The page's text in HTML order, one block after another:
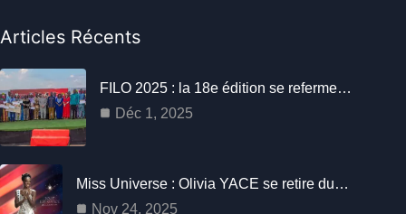
Articles Récents
FILO 2025 : la 18e édition se referme…
Déc 1, 2025
Miss Universe : Olivia YACE se retire du…
Nov 24, 2025